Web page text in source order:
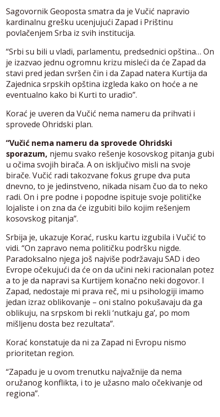
Sagovornik Geoposta smatra da je Vučić napravio
kardinalnu grešku ucenjujući Zapad i Prištinu
povlačenjem Srba iz svih institucija.
“Srbi su bili u vladi, parlamentu, predsednici opština… On
je izazvao jednu ogromnu krizu misleći da će Zapad da
stavi pred jedan svršen čin i da Zapad natera Kurtija da
Zajednica srpskih opština izgleda kako on hoće a ne
eventualno kako bi Kurti to uradio”.
Korać je uveren da Vučić nema nameru da prihvati i
sprovede Ohridski plan.
“Vučić nema nameru da sprovede Ohridski
sporazum, njemu svako rešenje kosovskog pitanja gubi
u očima svojih birača. A on isključivo misli na svoje
birače. Vučić radi takozvane fokus grupe dva puta
dnevno, to je jedinstveno, nikada nisam čuo da to neko
radi. On i pre podne i popodne ispituje svoje političke
lojaliste i on zna da će izgubiti bilo kojim rešenjem
kosovskog pitanja”.
Srbija je, ukazuje Korać, rusku kartu izgubila i Vučić to
vidi. “On zapravo nema političku podršku nigde.
Paradoksalno njega još najviše podržavaju SAD i deo
Evrope očekujući da će on da učini neki racionalan potez
a to je da napravi sa Kurtijem konačno neki dogovor. I
Zapad, nedostaje mi prava reč, mi u psihologiji imamo
jedan izraz oblikovanje – oni stalno pokušavaju da ga
oblikuju, na srpskom bi rekli ‘nutkaju ga’, po mom
mišljenu dosta bez rezultata”.
Korać konstatuje da ni za Zapad ni Evropu nismo
prioritetan region.
“Zapadu je u ovom trenutku najvažnije da nema
oružanog konflikta, i to je užasno malo očekivanje od
regiona”.